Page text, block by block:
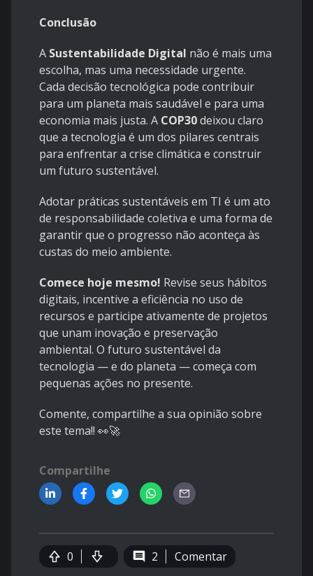
Conclusão
A Sustentabilidade Digital não é mais uma
escolha, mas uma necessidade urgente.
Cada decisão tecnológica pode contribuir
para um planeta mais saudável e para uma
economia mais justa. A COP30deixou claro
que a tecnologia é um dos pilares centrais
para enfrentar a crise climática e construir
um futuro sustentável.
Adotar práticas sustentáveis em TI é um ato
de responsabilidade coletiva e uma forma de
garantir que o progresso não aconteça às
custas do meio ambiente.
Comece hoje mesmo! Revise seus hábitos
digitais, incentive a eficiência no uso de
recursos e participe ativamente de projetos
que unam inovação e preservação
ambiental. O futuro sustentável da
tecnologia — e do planeta — começa com
pequenas ações no presente.
Comente, compartilhe a sua opinião sobre
este tema!! 👀🚀
Compartilhe
0 2 Comentar